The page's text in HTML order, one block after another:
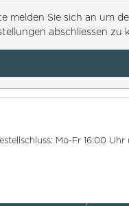
melden Sie sich an um
abschliessen zu
Mo-Fr 16:00